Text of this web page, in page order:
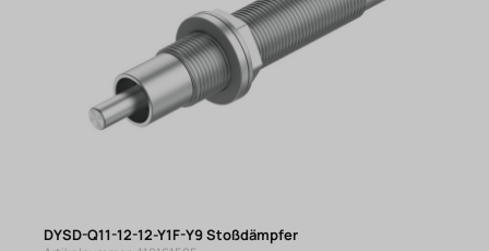
DYSD-Q11-12-12-Y1F-Y9 Stoßdämpfer